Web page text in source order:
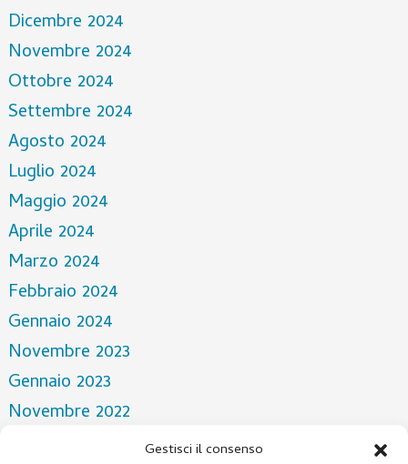
Gestisci il consenso
Dicembre 2024
Novembre 2024
Ottobre 2024
Settembre 2024
Agosto 2024
Luglio 2024
Maggio 2024
Aprile 2024
Marzo 2024
Febbraio 2024
Gennaio 2024
Novembre 2023
Gennaio 2023
Novembre 2022